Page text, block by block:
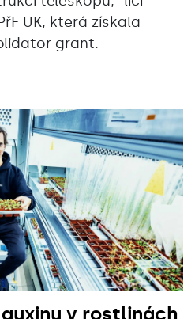
UK, která získala
grant.
v rostlinách